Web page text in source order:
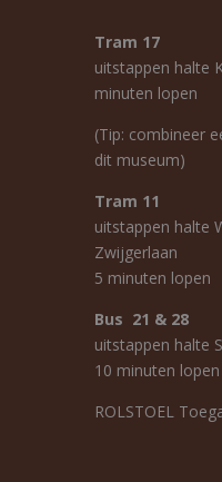
Tram 17
uitstappen halte
minuten lopen
(Tip: combineer
dit museum)
Tram 11
uitstappen halte
Zwijgerlaan
5 minuten lopen
Bus 21 & 28
uitstappen halte
10 minuten lopen
ROLSTOEL